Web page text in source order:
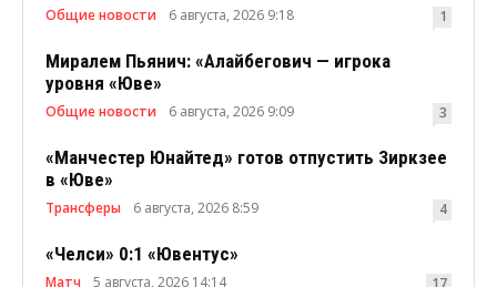
Общие новости 6 августа, 2026 9:18 1
Миралем Пьянич: «Алайбегович — игрока
уровня «Юве»
Общие новости 6 августа, 2026 9:09 3
«Манчестер Юнайтед» готов отпустить Зиркзее
в «Юве»
Трансферы 6 августа, 2026 8:59 4
«Челси» 0:1 «Ювентус»
Матч 5 августа, 2026 14:14 17